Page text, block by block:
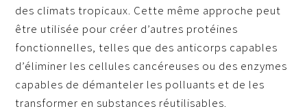
des climats tropicaux. Cette même approche peut
être utilisée pour créer d’autres protéines
fonctionnelles, telles que des anticorps capables
d’éliminer les cellules cancéreuses ou des enzymes
capables de démanteler les polluants et de les
transformer en substances réutilisables.